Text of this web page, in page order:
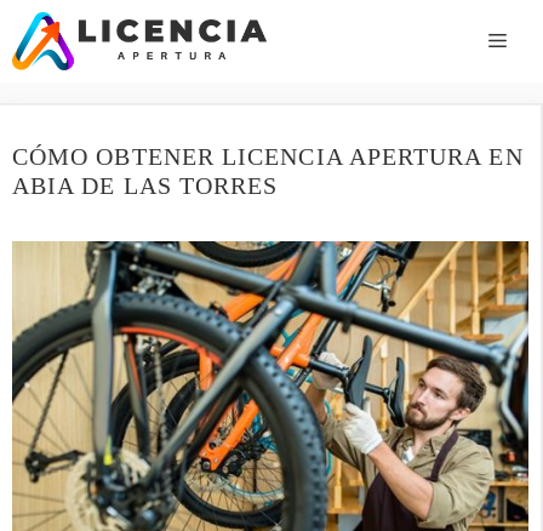
Saltar
contenido
CÓMO OBTENER LICENCIA APERTURA EN
ABIA DE LAS TORRES